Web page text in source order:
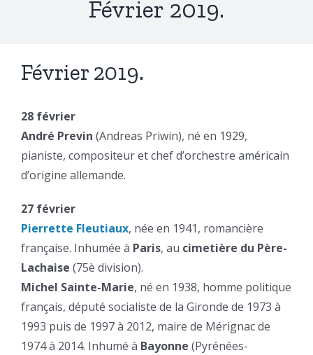
Février 2019.
Février 2019.
28 février
André Previn (Andreas Priwin), né en 1929,
pianiste, compositeur et chef d’orchestre américain
d’origine allemande.
27 février
Pierrette Fleutiaux, née en 1941, romancière
française. Inhumée à Paris, au cimetière du Père-
Lachaise (75è division).
Michel Sainte-Marie, né en 1938, homme politique
français, député socialiste de la Gironde de 1973 à
1993 puis de 1997 à 2012, maire de Mérignac de
1974 à 2014. Inhumé à Bayonne (Pyrénées-